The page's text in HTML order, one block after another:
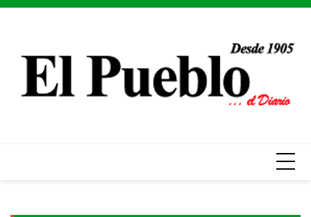
Skip